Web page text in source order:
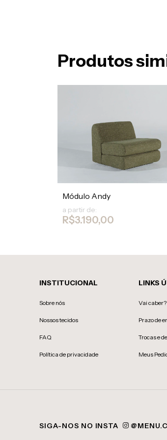
Produtos
Módulo Andy
a partir de:
R$3.190,00
INSTITUCIONAL
Sobre nós
Nossos tecidos
FAQ
Política de privacidade
LINKS
Vai caber?
Prazo de
Trocas e
Meus
SIGA-NOS NO INSTA